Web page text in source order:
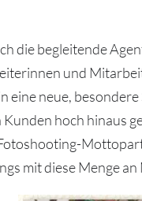
die begleitende
und
eine neue,
hoch hinaus
mit diese Menge